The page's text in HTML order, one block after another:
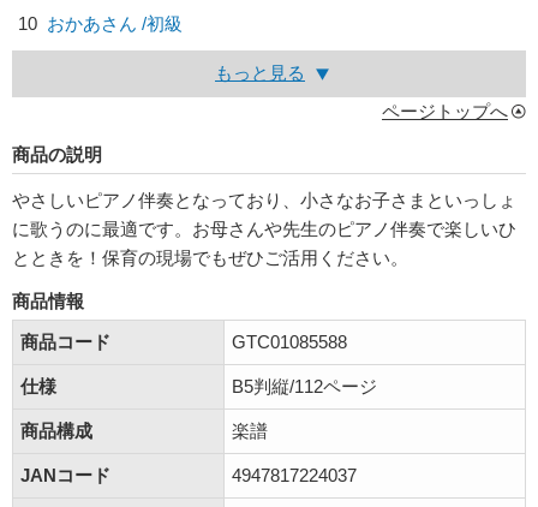
10 おかあさん /初級
もっと見る
ページトップへ
商品の説明
やさしいピアノ伴奏となっており、小さなお子さまといっしょ
に歌うのに最適です。お母さんや先生のピアノ伴奏で楽しいひ
とときを！保育の現場でもぜひご活用ください。
商品情報
商品コード
GTC01085588
仕様 B5判縦/112ページ
商品構成 楽譜
JANコード 4947817224037